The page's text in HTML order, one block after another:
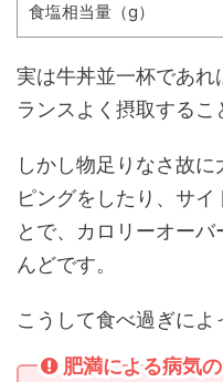
食塩相当量（g）
実は牛丼並一杯であ
ランスよく摂取するこ
しかし物足りなさ故
ピングをしたり、サ
とで、カロリーオー
んどです。
こうして食べ過ぎによ
肥満による病気